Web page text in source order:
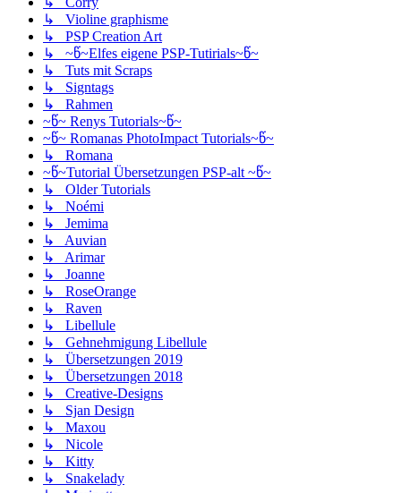
↳ Violine graphisme
↳ PSP Creation Art
↳ ~წ~Elfes eigene PSP-Tutirials~წ~
↳ Tuts mit Scraps
↳ Signtags
↳ Rahmen
~წ~ Renys Tutorials~წ~
~წ~ Romanas PhotoImpact Tutorials~წ~
↳ Romana
~წ~Tutorial Übersetzungen PSP-alt ~წ~
↳ Older Tutorials
↳ Noémi
↳ Jemima
↳ Auvian
↳ Arimar
↳ Joanne
↳ RoseOrange
↳ Raven
↳ Libellule
↳ Gehnehmigung Libellule
↳ Übersetzungen 2019
↳ Übersetzungen 2018
↳ Creative-Designs
↳ Sjan Design
↳ Maxou
↳ Nicole
↳ Kitty
↳ Snakelady